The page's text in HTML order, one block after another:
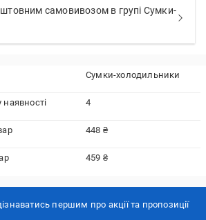
самовивозом в групі Сумки-
Сумки-холодильники
наявності 4
448 ₴
459 ₴
першим про акції та пропозиції